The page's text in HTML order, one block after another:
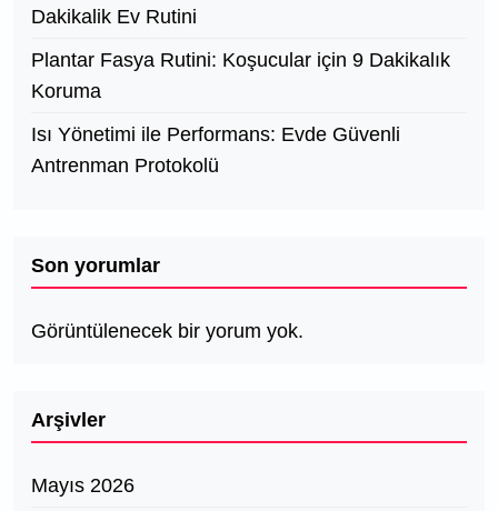
Dakikalik Ev Rutini
Plantar Fasya Rutini: Koşucular için 9 Dakikalık
Koruma
Isı Yönetimi ile Performans: Evde Güvenli
Antrenman Protokolü
Son yorumlar
Görüntülenecek bir yorum yok.
Arşivler
Mayıs 2026